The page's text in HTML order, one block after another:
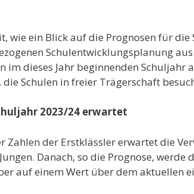
wie ein Blick auf die Prognosen für
Schulentwicklungsplanung
im dieses Jahr beginnenden Schuljahr
Schulen in freier Trägerschaft
2023/24 erwartet
Zahlen der Erstklässler erwartet die
Danach, so die Prognose,
auf einem Wert über dem aktuellen